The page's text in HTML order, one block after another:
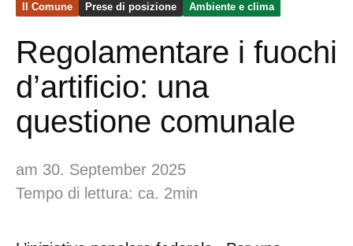
Il Comune Prese di posizione Ambiente e clima
Regolamentare i fuochi
d’artificio: una
questione comunale
am 30. September 2025
Tempo di lettura: ca. 2min